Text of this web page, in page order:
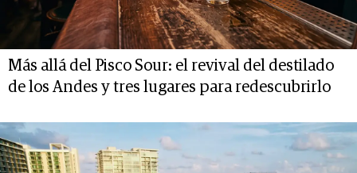
Más allá del Pisco Sour: el revival del destilado
de los Andes y tres lugares para redescubrirlo